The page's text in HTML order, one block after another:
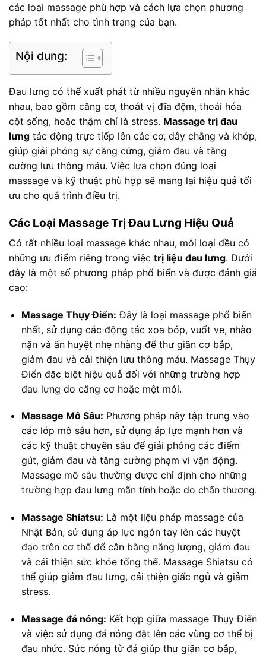
các loại massage phù hợp và cách lựa chọn phương
pháp tốt nhất cho tình trạng của bạn.
Nội dung:
Đau lưng có thể xuất phát từ nhiều nguyên nhân khác
nhau, bao gồm căng cơ, thoát vị đĩa đệm, thoái hóa
cột sống, hoặc thậm chí là stress. Massage trị đau
lưng tác động trực tiếp lên các cơ, dây chằng và khớp,
giúp giải phóng sự căng cứng, giảm đau và tăng
cường lưu thông máu. Việc lựa chọn đúng loại
massage và kỹ thuật phù hợp sẽ mang lại hiệu quả tối
ưu cho quá trình điều trị.
Các Loại Massage Trị Đau Lưng Hiệu Quả
Có rất nhiều loại massage khác nhau, mỗi loại đều có
những ưu điểm riêng trong việc trị liệu đau lưng. Dưới
đây là một số phương pháp phổ biến và được đánh giá
cao:
Massage Thụy Điển: Đây là loại massage phổ biến
nhất, sử dụng các động tác xoa bóp, vuốt ve, nhào
nặn và ấn huyệt nhẹ nhàng để thư giãn cơ bắp,
giảm đau và cải thiện lưu thông máu. Massage Thụy
Điển đặc biệt hiệu quả đối với những trường hợp
đau lưng do căng cơ hoặc mệt mỏi.
Massage Mô Sâu: Phương pháp này tập trung vào
các lớp mô sâu hơn, sử dụng áp lực mạnh hơn và
các kỹ thuật chuyên sâu để giải phóng các điểm
gút, giảm đau và tăng cường phạm vi vận động.
Massage mô sâu thường được chỉ định cho những
trường hợp đau lưng mãn tính hoặc do chấn thương.
Massage Shiatsu: Là một liệu pháp massage của
Nhật Bản, sử dụng áp lực ngón tay lên các huyệt
đạo trên cơ thể để cân bằng năng lượng, giảm đau
và cải thiện sức khỏe tổng thể. Massage Shiatsu có
thể giúp giảm đau lưng, cải thiện giấc ngủ và giảm
stress.
Massage đá nóng: Kết hợp giữa massage Thụy Điển
và việc sử dụng đá nóng đặt lên các vùng cơ thể bị
đau nhức. Sức nóng từ đá giúp thư giãn cơ bắp,